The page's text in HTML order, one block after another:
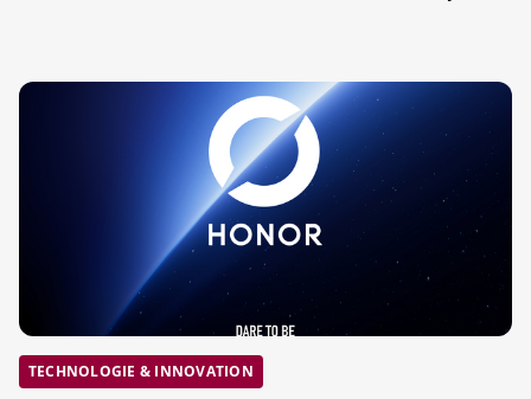
TECHNOLOGIE & INNOVATION